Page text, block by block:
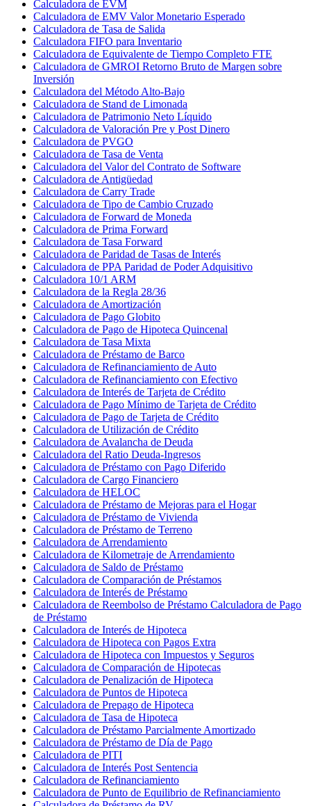
Calculadora de EVM
Calculadora de EMV Valor Monetario Esperado
Calculadora de Tasa de Salida
Calculadora FIFO para Inventario
Calculadora de Equivalente de Tiempo Completo FTE
Calculadora de GMROI Retorno Bruto de Margen sobre
Inversión
Calculadora del Método Alto-Bajo
Calculadora de Stand de Limonada
Calculadora de Patrimonio Neto Líquido
Calculadora de Valoración Pre y Post Dinero
Calculadora de PVGO
Calculadora de Tasa de Venta
Calculadora del Valor del Contrato de Software
Calculadora de Antigüedad
Calculadora de Carry Trade
Calculadora de Tipo de Cambio Cruzado
Calculadora de Forward de Moneda
Calculadora de Prima Forward
Calculadora de Tasa Forward
Calculadora de Paridad de Tasas de Interés
Calculadora de PPA Paridad de Poder Adquisitivo
Calculadora 10/1 ARM
Calculadora de la Regla 28/36
Calculadora de Amortización
Calculadora de Pago Globito
Calculadora de Pago de Hipoteca Quincenal
Calculadora de Tasa Mixta
Calculadora de Préstamo de Barco
Calculadora de Refinanciamiento de Auto
Calculadora de Refinanciamiento con Efectivo
Calculadora de Interés de Tarjeta de Crédito
Calculadora de Pago Mínimo de Tarjeta de Crédito
Calculadora de Pago de Tarjeta de Crédito
Calculadora de Utilización de Crédito
Calculadora de Avalancha de Deuda
Calculadora del Ratio Deuda-Ingresos
Calculadora de Préstamo con Pago Diferido
Calculadora de Cargo Financiero
Calculadora de HELOC
Calculadora de Préstamo de Mejoras para el Hogar
Calculadora de Préstamo de Vivienda
Calculadora de Préstamo de Terreno
Calculadora de Arrendamiento
Calculadora de Kilometraje de Arrendamiento
Calculadora de Saldo de Préstamo
Calculadora de Comparación de Préstamos
Calculadora de Interés de Préstamo
Calculadora de Reembolso de Préstamo Calculadora de Pago
de Préstamo
Calculadora de Interés de Hipoteca
Calculadora de Hipoteca con Pagos Extra
Calculadora de Hipoteca con Impuestos y Seguros
Calculadora de Comparación de Hipotecas
Calculadora de Penalización de Hipoteca
Calculadora de Puntos de Hipoteca
Calculadora de Prepago de Hipoteca
Calculadora de Tasa de Hipoteca
Calculadora de Préstamo Parcialmente Amortizado
Calculadora de Préstamo de Día de Pago
Calculadora de PITI
Calculadora de Interés Post Sentencia
Calculadora de Refinanciamiento
Calculadora de Punto de Equilibrio de Refinanciamiento